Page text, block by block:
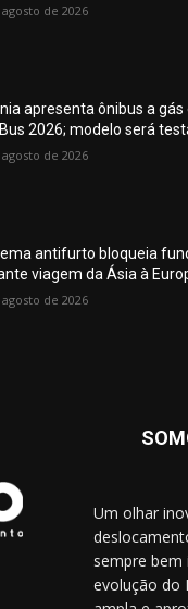
de 2026
apresenta ônibus a
2026; modelo será
de 2026
antifurto bloqueia
viagem da Ásia à
de 2026
Um olhar
sempre
evolução do